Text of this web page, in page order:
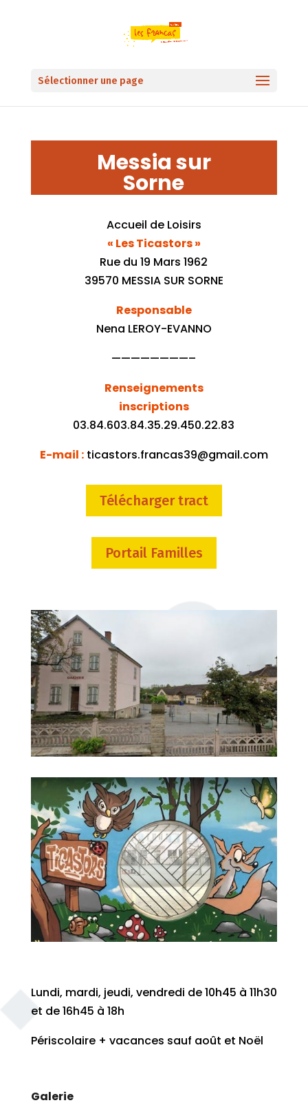
Sélectionner une page
Messia sur
Sorne
Accueil de Loisirs
« Les Ticastors »
Rue du 19 Mars 1962
39570 MESSIA SUR SORNE
Responsable
Nena LEROY-EVANNO
————————–
Renseignements
inscriptions
03.84.603.84.35.29.450.22.83
E-mail : ticastors.francas39@gmail.com
Télécharger tract
Portail Familles
Lundi, mardi, jeudi, vendredi de 10h45 à 11h30
et de 16h45 à 18h
Périscolaire + vacances sauf août et Noël
Galerie